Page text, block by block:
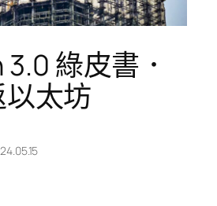
綠皮書．
太坊